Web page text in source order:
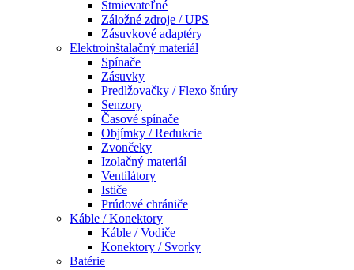
Stmievateľné
Záložné zdroje / UPS
Zásuvkové adaptéry
Elektroinštalačný materiál
Spínače
Zásuvky
Predlžovačky / Flexo šnúry
Senzory
Časové spínače
Objímky / Redukcie
Zvončeky
Izolačný materiál
Ventilátory
Ističe
Prúdové chrániče
Káble / Konektory
Káble / Vodiče
Konektory / Svorky
Batérie